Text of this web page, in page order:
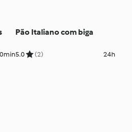
Pão Italiano com biga
5.0 (2) 24h